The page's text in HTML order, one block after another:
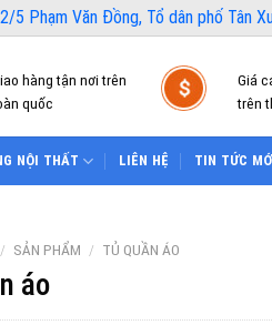
5 Phạm Văn Đồng, Tổ dân phố Tân
hàng tận nơi trên
quốc
Giá
trên
NỘI THẤT LIÊN HỆ TIN TỨC
/ SẢN PHẨM / TỦ QUẦN ÁO
áo